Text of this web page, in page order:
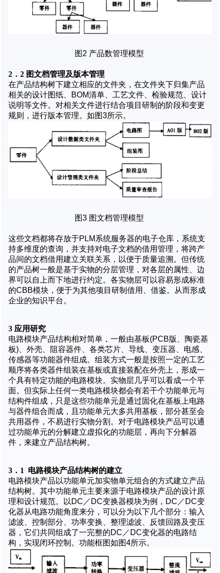
图2 产品数管理模型
2．2 图文档管理及版本管理
在产品结构树下建立相应的文件夹，在文件夹下归集产品
相关的设计图纸、BOM清单、工艺文件、检验规范、设计
说明等文件。对相关文件进行结合项目研制的阶段和变更
规则，进行版本管理。如图3所示。
图3 图文档管理模型
这些文档都将存放于PLM系统服务器的电子仓库，系统支
持多维度的查询，并支持对电子文档的借用管理，将跨产
品间的文档借用建立关联关系，以便于质量追溯。但传统
的产品树一般是基于实物的分层管理，对各层的属性、边
界可以自上而下地进行约定。各实物层可以容易形成标准
的CBB模块，便于为其他项目研制借用、借鉴。从而形成
企业的知识平台。
3 应用研究
电路模块产品结构相对简单，一般由基板(PCB版、陶瓷基
板)、外壳、阻容器件、各类芯片、导线、变压器、电感、
传感器等功能器件组成。组装方式一般是按照一定的工艺
顺序将各类器件组装在基板或直接装配在外壳上，形成一
个具有特定功能的电路模块。实物层几乎可以看成一个平
面。但实际上任何一类电路模块都会有若干个功能单元与
结构件组成，只是这些功能单元是通过固化在基板上电路
与器件组合而成，且功能单元大多共用基板，部分甚至会
共用器件，不易进行实物分割。对于电路模块产品可以通
过功能单元的分解建立虚拟化的功能层，再向下分解器
件，来建立产品结构树。
3．1 电路模块产品结构树的建立
电路模块产品以功能单元加实物单元组合的方式建立产品
结构树。其中功能单元主要来源于电路模块产品的设计原
理和设计规范。以DC／DC变换器模块为例，DC／DC变
化器从电路功能角度来分，可以分为以下几个部分：输入
滤波、控制部分、功率变换、整理滤波、反馈回路及变压
器，它们共同组成了一完整的DC／DC变化器的电路结
构，实现闭环控制。功能框图如图4所示。